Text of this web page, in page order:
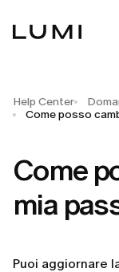
Help Center
Come posso
Come
mia
Puoi aggiornare